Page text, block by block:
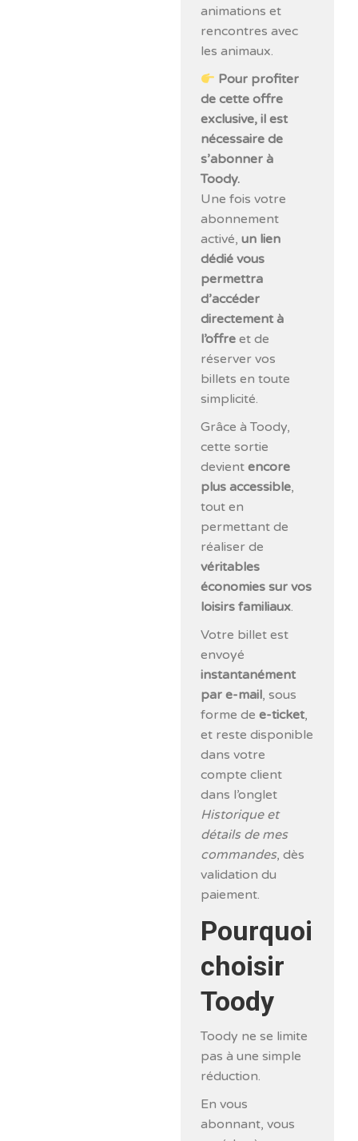
animations et
rencontres avec
les animaux.
Pour profiter
de cette offre
exclusive, il est
nécessaire de
s’abonner à
Toody.
Une fois votre
abonnement
activé,un lien
dédié vous
permettra
d’accéder
directement à
l’offre et de
réserver vos
billets en toute
simplicité.
Grâce à Toody,
cette sortie
devientencore
plus accessible,
tout en
permettant de
réaliser de
véritables
économies sur vos
loisirs familiaux.
Votre billet est
envoyé
instantanément
par e-mail, sous
forme dee-ticket,
et reste disponible
dans votre
compte client
dans l’onglet
Historique et
détails de mes
commandes, dès
validation du
paiement.
Pourquoi
choisir
Toody
Toody ne se limite
pas à une simple
réduction.
En vous
abonnant, vous